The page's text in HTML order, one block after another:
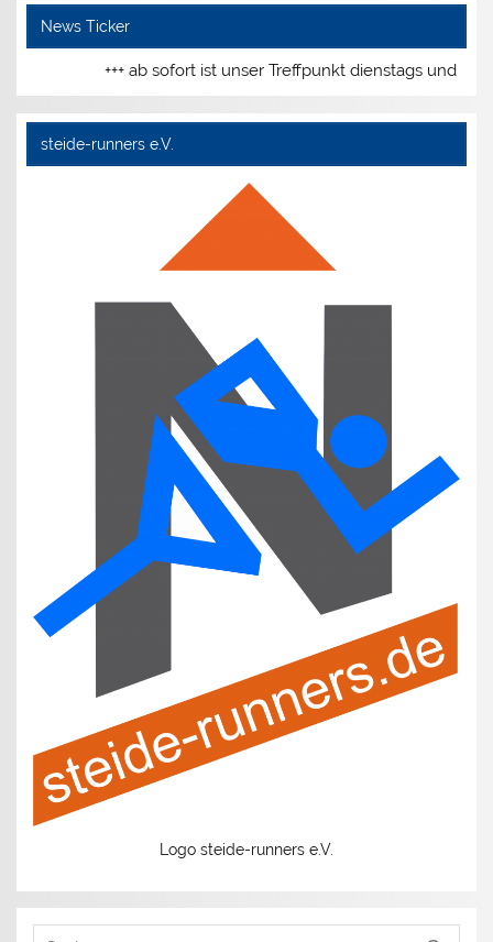
News Ticker
+++ ab sofort ist unser Treffpunkt dienstags und
steide-runners e.V.
Logo steide-runners e.V.